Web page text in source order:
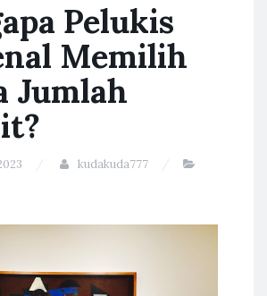
Pelukis
Memilih
Jumlah
kudakuda777